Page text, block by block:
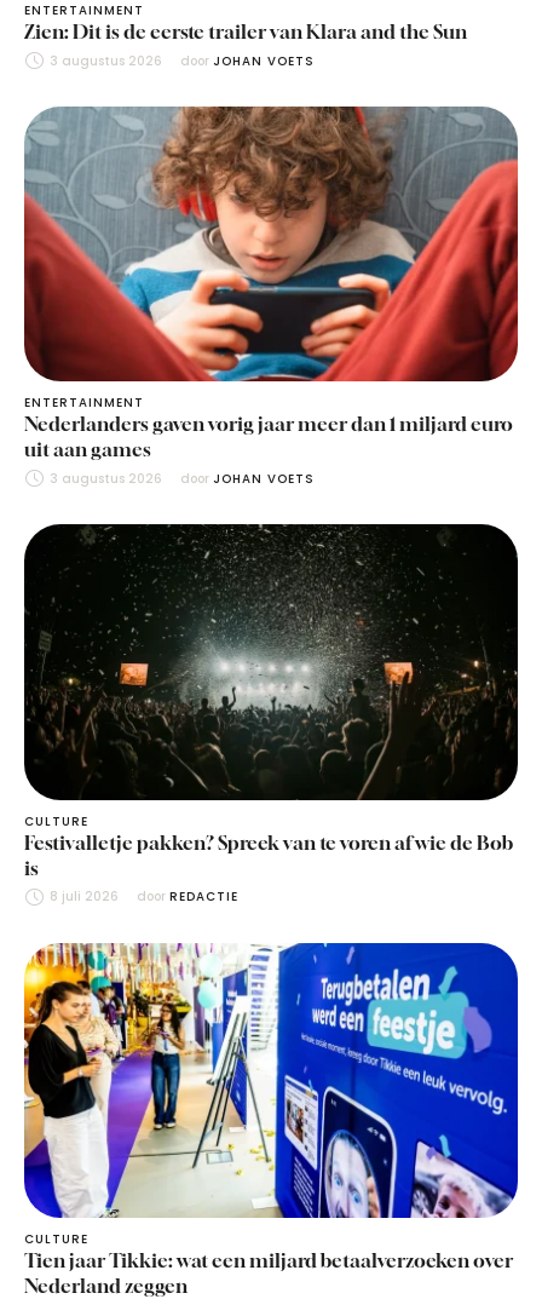
ENTERTAINMENT
Zien: Dit is de eerste trailer van Klara and the Sun
3 augustus 2026 door JOHAN VOETS
ENTERTAINMENT
Nederlanders gaven vorig jaar meer dan 1 miljard euro
uit aan games
3 augustus 2026 door JOHAN VOETS
CULTURE
Festivalletje pakken? Spreek van te voren af wie de Bob
is
8 juli 2026 door REDACTIE
CULTURE
Tien jaar Tikkie: wat een miljard betaalverzoeken over
Nederland zeggen